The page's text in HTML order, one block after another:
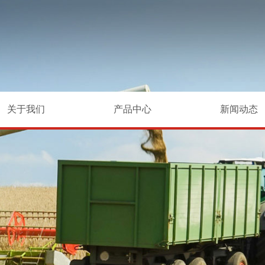
关于我们 产品中心 新闻动态